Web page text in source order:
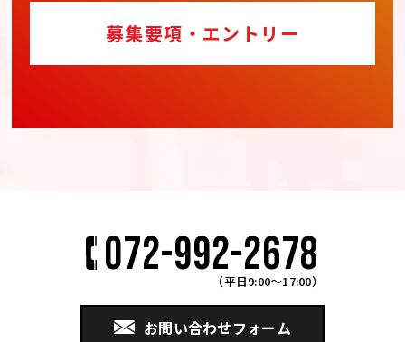
募集要項・エントリー
072-992-2678
（平日9:00～17:00）
お問い合わせフォーム